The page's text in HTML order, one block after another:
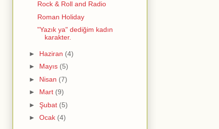
Rock & Roll and Radio
Roman Holiday
"Yazık ya" dediğim kadın
karakter.
► Haziran (4)
► Mayıs (5)
► Nisan (7)
► Mart (9)
► Şubat (5)
► Ocak (4)